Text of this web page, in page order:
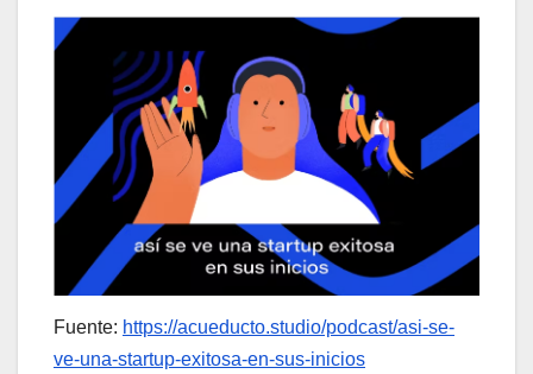
Fuente: https://acueducto.studio/podcast/asi-se-
ve-una-startup-exitosa-en-sus-inicios